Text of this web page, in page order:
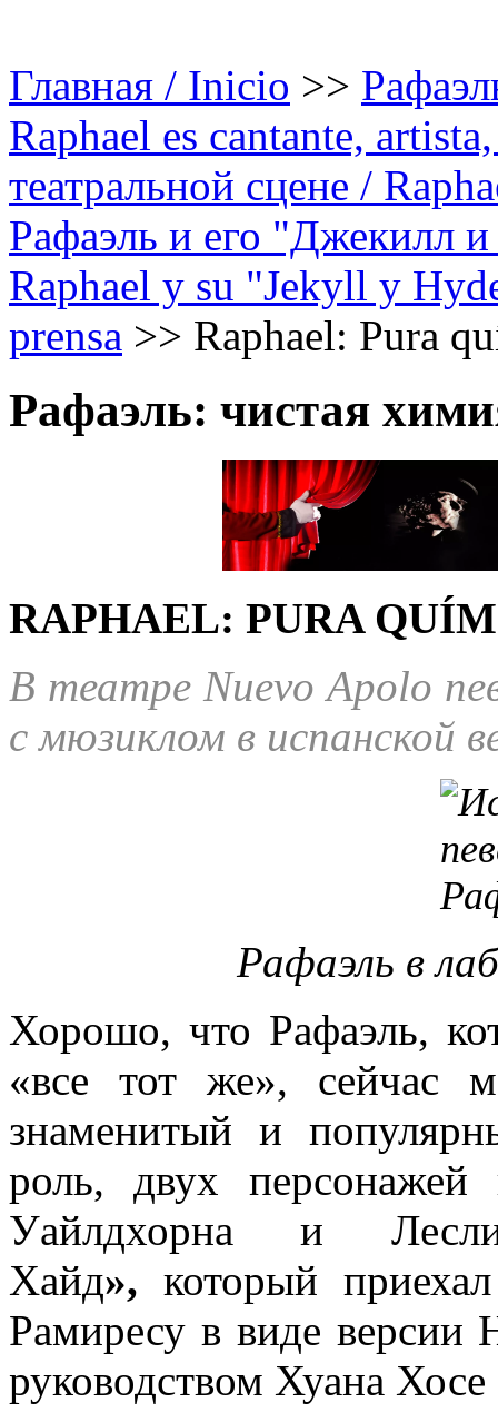
Главная / Inicio >>
Raphael es cantante,
театральной сцене /
Рафаэль и его "Джекилл
Raphael y su "Jekyll y
prensa >> Raphael: Pura
Рафаэль: чистая
RAPHAEL: PURA
В театре Nuevo Apolo
с мюзиклом в испанской
Рафаэль в
Хорошо, что Рафаэль,
«все тот же», сейчас
знаменитый и
роль, двух
Уайлдхорна и
Хайд», который
Рамиресу в виде версии
руководством Хуана